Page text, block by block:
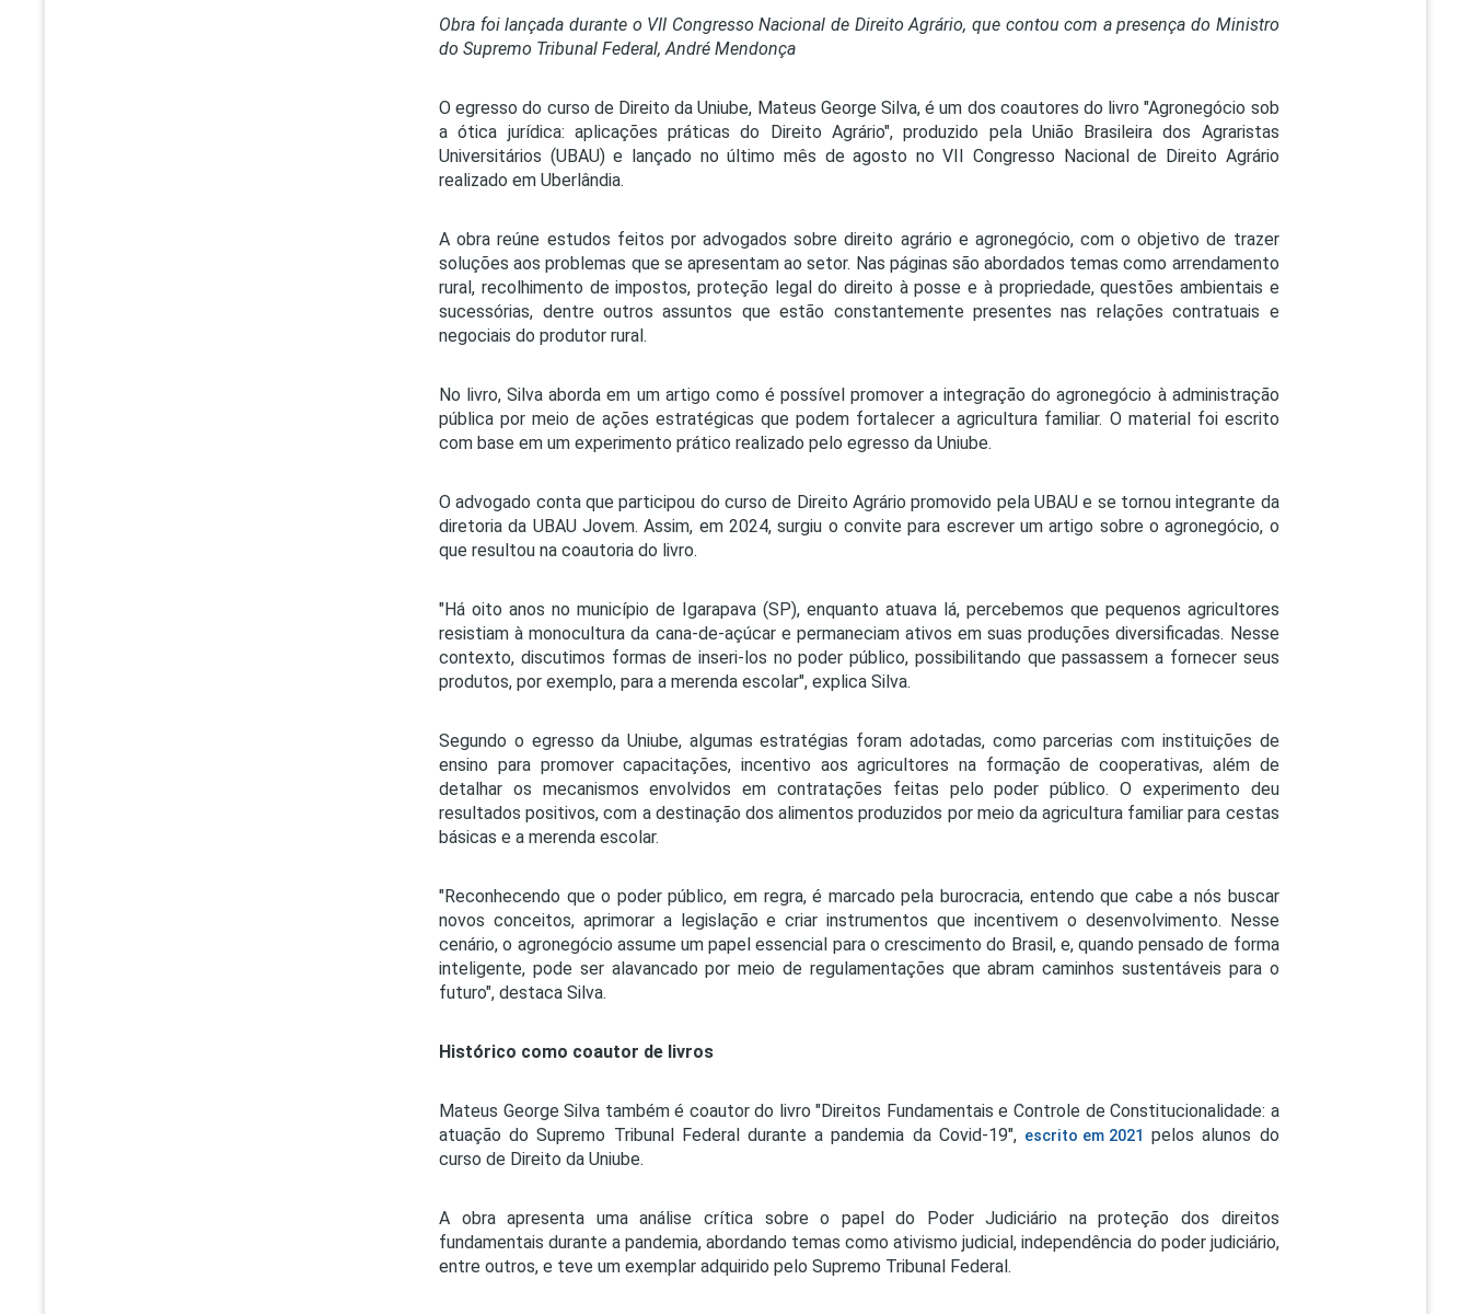
Obra foi lançada durante o VII Congresso Nacional de Direito Agrário, que contou com a presença do Ministro
do Supremo Tribunal Federal, André Mendonça
O egresso do curso de Direito da Uniube, Mateus George Silva, é um dos coautores do livro "Agronegócio sob
a ótica jurídica: aplicações práticas do Direito Agrário", produzido pela União Brasileira dos Agraristas
Universitários (UBAU) e lançado no último mês de agosto no VII Congresso Nacional de Direito Agrário
realizado em Uberlândia.
A obra reúne estudos feitos por advogados sobre direito agrário e agronegócio, com o objetivo de trazer
soluções aos problemas que se apresentam ao setor. Nas páginas são abordados temas como arrendamento
rural, recolhimento de impostos, proteção legal do direito à posse e à propriedade, questões ambientais e
sucessórias, dentre outros assuntos que estão constantemente presentes nas relações contratuais e
negociais do produtor rural.
No livro, Silva aborda em um artigo como é possível promover a integração do agronegócio à administração
pública por meio de ações estratégicas que podem fortalecer a agricultura familiar. O material foi escrito
com base em um experimento prático realizado pelo egresso da Uniube.
O advogado conta que participou do curso de Direito Agrário promovido pela UBAU e se tornou integrante da
diretoria da UBAU Jovem. Assim, em 2024, surgiu o convite para escrever um artigo sobre o agronegócio, o
que resultou na coautoria do livro.
"Há oito anos no município de Igarapava (SP), enquanto atuava lá, percebemos que pequenos agricultores
resistiam à monocultura da cana-de-açúcar e permaneciam ativos em suas produções diversificadas. Nesse
contexto, discutimos formas de inseri-los no poder público, possibilitando que passassem a fornecer seus
produtos, por exemplo, para a merenda escolar", explica Silva.
Segundo o egresso da Uniube, algumas estratégias foram adotadas, como parcerias com instituições de
ensino para promover capacitações, incentivo aos agricultores na formação de cooperativas, além de
detalhar os mecanismos envolvidos em contratações feitas pelo poder público. O experimento deu
resultados positivos, com a destinação dos alimentos produzidos por meio da agricultura familiar para cestas
básicas e a merenda escolar.
"Reconhecendo que o poder público, em regra, é marcado pela burocracia, entendo que cabe a nós buscar
novos conceitos, aprimorar a legislação e criar instrumentos que incentivem o desenvolvimento. Nesse
cenário, o agronegócio assume um papel essencial para o crescimento do Brasil, e, quando pensado de forma
inteligente, pode ser alavancado por meio de regulamentações que abram caminhos sustentáveis para o
futuro", destaca Silva.
Histórico como coautor de livros
Mateus George Silva também é coautor do livro "Direitos Fundamentais e Controle de Constitucionalidade: a
atuação do Supremo Tribunal Federal durante a pandemia da Covid-19", escrito em 2021 pelos alunos do
curso de Direito da Uniube.
A obra apresenta uma análise crítica sobre o papel do Poder Judiciário na proteção dos direitos
fundamentais durante a pandemia, abordando temas como ativismo judicial, independência do poder judiciário,
entre outros, e teve um exemplar adquirido pelo Supremo Tribunal Federal.